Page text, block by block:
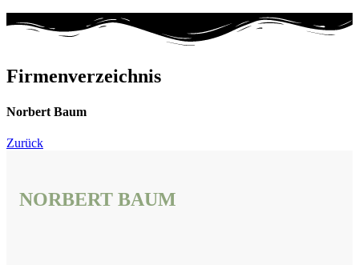
Firmenverzeichnis
Norbert Baum
Zurück
NORBERT BAUM